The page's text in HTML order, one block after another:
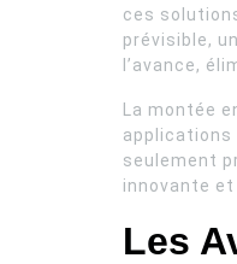
ces
prévisible,
l’avance,
La montée
applications
seulement
innovante
Les